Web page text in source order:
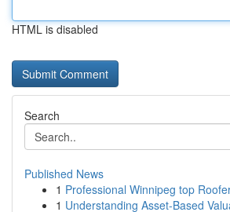
HTML is disabled
Search
Published News
1 Professional Winnipeg top
1 Understanding Asset-Based